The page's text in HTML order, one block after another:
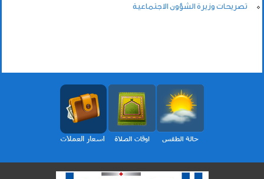
تصريحات وزيرة الشؤون الاجتماعية